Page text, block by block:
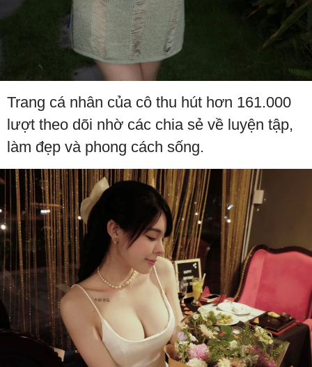
Trang cá nhân của cô thu hút hơn 161.000
lượt theo dõi nhờ các chia sẻ về luyện tập,
làm đẹp và phong cách sống.